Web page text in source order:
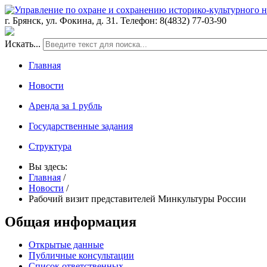
г. Брянск, ул. Фокина, д. 31. Телефон: 8(4832) 77-03-90
Искать...
Главная
Новости
Аренда за 1 рубль
Государственные задания
Структура
Вы здесь:
Главная /
Новости /
Рабочий визит представителей Минкультуры России
Общая информация
Открытые данные
Публичные консультации